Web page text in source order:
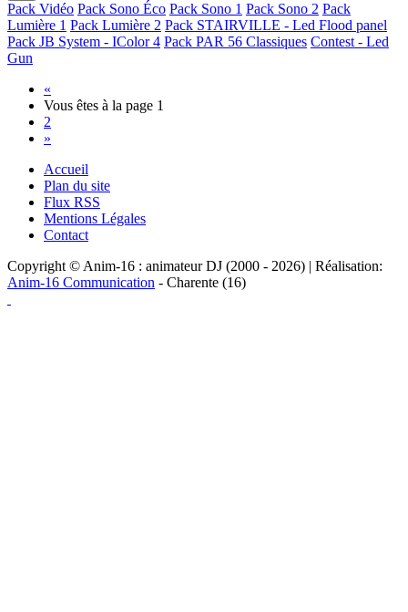
Pack Vidéo Pack Sono Éco Pack Sono 1 Pack Sono 2 Pack
Lumière 1 Pack Lumière 2 Pack STAIRVILLE - Led Flood panel
Pack JB System - IColor 4 Pack PAR 56 Classiques Contest - Led
Gun
«
Vous êtes à la page 1
2
»
Accueil
Plan du site
Flux RSS
Mentions Légales
Contact
Copyright © Anim-16 : animateur DJ (2000 - 2026) | Réalisation:
Anim-16 Communication - Charente (16)